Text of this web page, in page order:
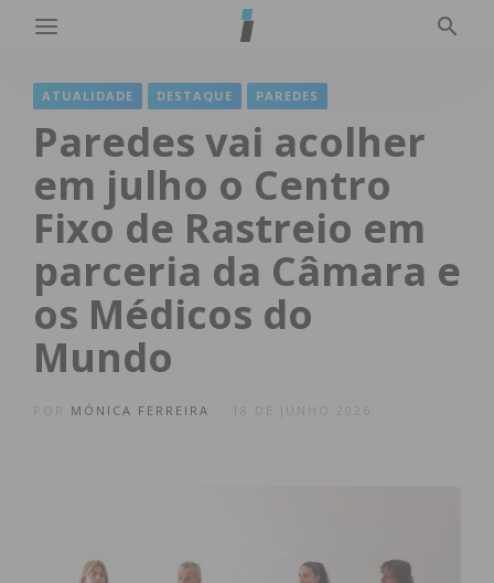
ATUALIDADE DESTAQUE PAREDES
Paredes vai acolher
em julho o Centro
Fixo de Rastreio em
parceria da Câmara e
os Médicos do
Mundo
MÓNICA FERREIRA